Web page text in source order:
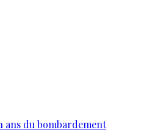
ans du bombardement